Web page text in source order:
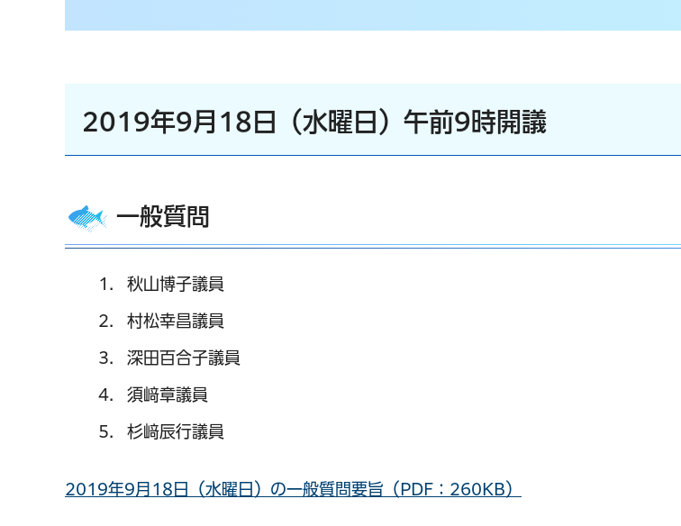
2019年9月18日（水曜日）午前9時開議
一般質問
秋山博子議員
村松幸昌議員
深田百合子議員
須﨑章議員
杉﨑辰行議員
2019年9月18日（水曜日）の一般質問要旨（PDF：260KB）